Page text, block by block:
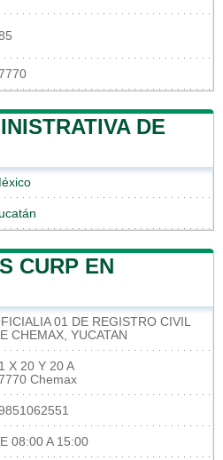
DE
CURP EN
01 DE REGISTRO CIVIL
CHEMAX, YUCATAN
X 20 Y 20 A
Chemax
08:00 A 15:00